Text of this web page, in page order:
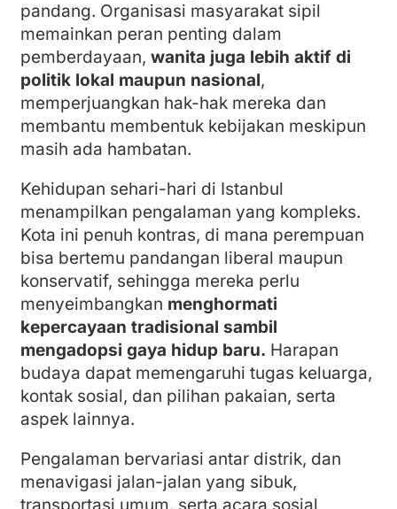
pandang. Organisasi masyarakat sipil
memainkan peran penting dalam
pemberdayaan, wanita juga lebih aktif di
politik lokal maupun nasional,
memperjuangkan hak-hak mereka dan
membantu membentuk kebijakan meskipun
masih ada hambatan.
Kehidupan sehari-hari di Istanbul
menampilkan pengalaman yang kompleks.
Kota ini penuh kontras, di mana perempuan
bisa bertemu pandangan liberal maupun
konservatif, sehingga mereka perlu
menyeimbangkan menghormati
kepercayaan tradisional sambil
mengadopsi gaya hidup baru. Harapan
budaya dapat memengaruhi tugas keluarga,
kontak sosial, dan pilihan pakaian, serta
aspek lainnya.
Pengalaman bervariasi antar distrik, dan
menavigasi jalan-jalan yang sibuk,